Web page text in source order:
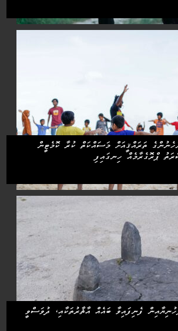
ތަރައްޤީއަށް މަސައްކަތް ކުރާ ކޮމެޓީން
ޕްރޮގެރާމެއް ހިނގައިފި
ފެނިފައިވާ ބައެއް އާޘާރުތަކާއި، ދުވަސްވީ